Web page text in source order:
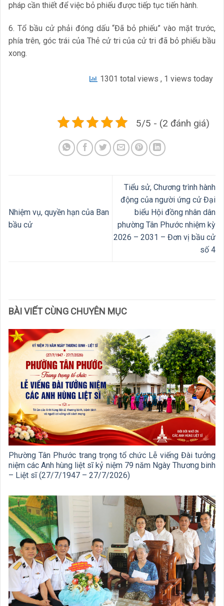
pháp cần thiết để việc bỏ phiếu được tiếp tục tiến hành.
6. Tổ bầu cử phải đóng dấu “Đã bỏ phiếu” vào mặt trước,
phía trên, góc trái của Thẻ cử tri của cử tri đã bỏ phiếu bầu
xong.
1301 total views , 1 views today
5/5 - (2 đánh giá)
Nhiệm vụ, quyền hạn của Ban
bầu cử
Tiểu sử, Chương trình hành
động của người ứng cử Đại
biểu Hội đồng nhân dân
phường Tân Phước nhiệm kỳ
2026 – 2031 – Đơn vị bầu cử
số 4
BÀI VIẾT CÙNG CHUYÊN MỤC
Phường Tân Phước trang trọng tổ chức Lễ viếng Đài tưởng
niệm các Anh hùng liệt sĩ kỷ niệm 79 năm Ngày Thương binh
– Liệt sĩ (27/7/1947 – 27/7/2026)